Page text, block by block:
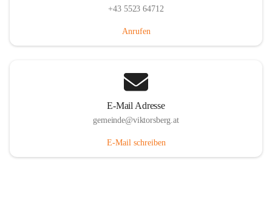
+43 5523 64712
Anrufen
E-Mail Adresse
gemeinde@viktorsberg.at
E-Mail schreiben